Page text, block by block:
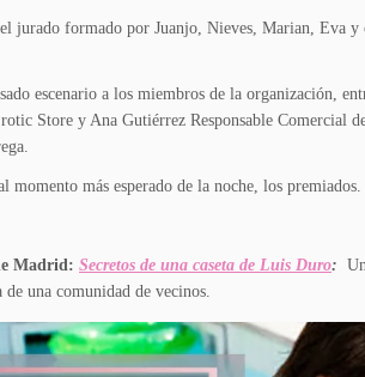
jurado formado por Juanjo, Nieves, Marian, Eva
escenario a los miembros de la organización,
Store y Ana Gutiérrez Responsable Comercial
momento más esperado de la noche, los
Madrid: Secretos de una caseta de Luis Duro:
de una comunidad de vecinos.